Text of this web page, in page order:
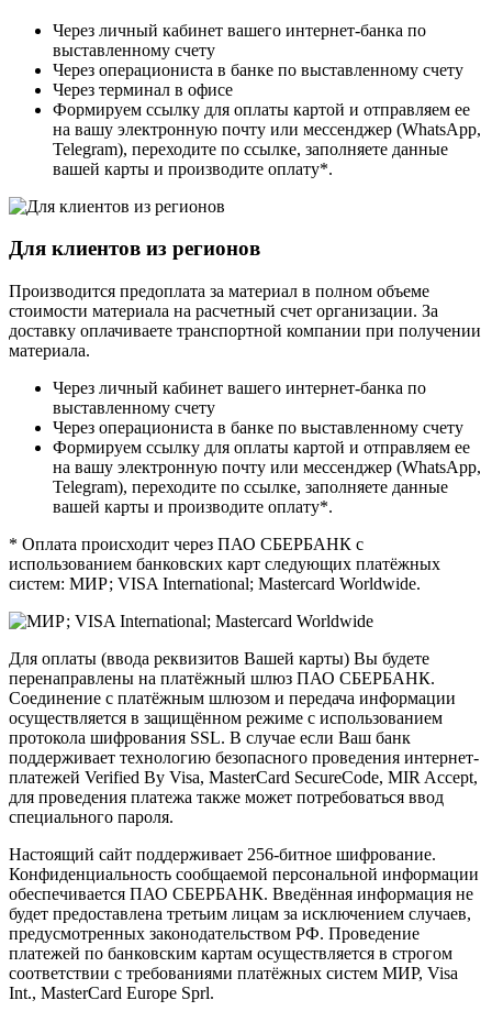
Через личный кабинет вашего интернет-банка по
выставленному счету
Через операциониста в банке по выставленному счету
Через терминал в офисе
Формируем ссылку для оплаты картой и отправляем ее
на вашу электронную почту или мессенджер (WhatsApp,
Telegram), переходите по ссылке, заполняете данные
вашей карты и производите оплату*.
Для клиентов из регионов
Производится предоплата за материал в полном объеме
стоимости материала на расчетный счет организации. За
доставку оплачиваете транспортной компании при получении
материала.
Через личный кабинет вашего интернет-банка по
выставленному счету
Через операциониста в банке по выставленному счету
Формируем ссылку для оплаты картой и отправляем ее
на вашу электронную почту или мессенджер (WhatsApp,
Telegram), переходите по ссылке, заполняете данные
вашей карты и производите оплату*.
* Оплата происходит через ПАО СБЕРБАНК с
использованием банковских карт следующих платёжных
систем: МИР; VISA International; Mastercard Worldwide.
Для оплаты (ввода реквизитов Вашей карты) Вы будете
перенаправлены на платёжный шлюз ПАО СБЕРБАНК.
Соединение с платёжным шлюзом и передача информации
осуществляется в защищённом режиме с использованием
протокола шифрования SSL. В случае если Ваш банк
поддерживает технологию безопасного проведения интернет-
платежей Verified By Visa, MasterCard SecureCode, MIR Accept,
для проведения платежа также может потребоваться ввод
специального пароля.
Настоящий сайт поддерживает 256-битное шифрование.
Конфиденциальность сообщаемой персональной информации
обеспечивается ПАО СБЕРБАНК. Введённая информация не
будет предоставлена третьим лицам за исключением случаев,
предусмотренных законодательством РФ. Проведение
платежей по банковским картам осуществляется в строгом
соответствии с требованиями платёжных систем МИР, Visa
Int., MasterCard Europe Sprl.